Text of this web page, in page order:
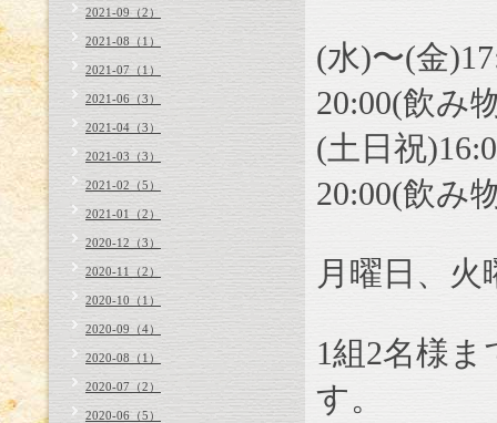
(水)〜(金)
20:00(飲み
(土日祝)
20:00(飲み
月曜日、火
1組2名様ま
す。
2021-09（2）
2021-08（1）
2021-07（1）
2021-06（3）
2021-04（3）
2021-03（3）
2021-02（5）
2021-01（2）
2020-12（3）
2020-11（2）
2020-10（1）
2020-09（4）
2020-08（1）
2020-07（2）
2020-06（5）